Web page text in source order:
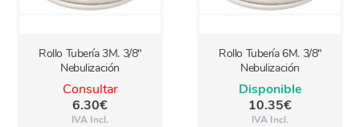
Rollo Tubería 3M. 3/8″
Nebulización
Consultar
6.30€
IVA Incl.
Rollo Tubería 6M. 3/8″
Nebulización
Disponible
10.35€
IVA Incl.